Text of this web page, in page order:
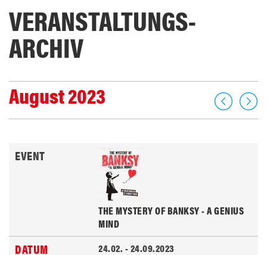
VERANSTALTUNGS­
ARCHIV
August 2023
THE MYSTERY OF BANKSY - A GENIUS
MIND
24.02. - 24.09.2023